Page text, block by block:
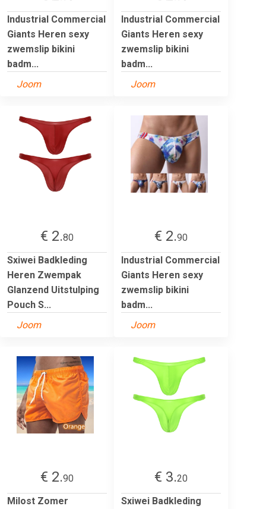
Industrial Commercial
Giants Heren sexy
zwemslip bikini
badm...
Joom
Industrial Commercial
Giants Heren sexy
zwemslip bikini
badm...
Joom
€ 2.80
Sxiwei Badkleding
Heren Zwempak
Glanzend Uitstulping
Pouch S...
Joom
€ 2.90
Industrial Commercial
Giants Heren sexy
zwemslip bikini
badm...
Joom
€ 2.90
Milost Zomer
€ 3.20
Sxiwei Badkleding